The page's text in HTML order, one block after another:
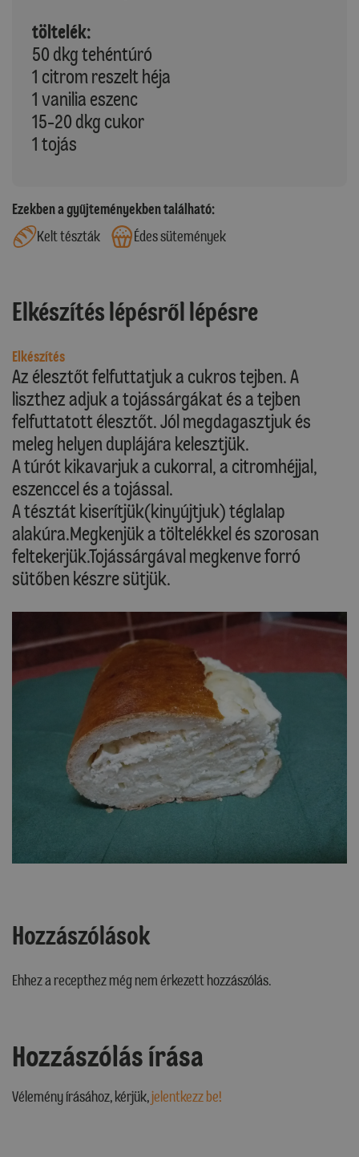
töltelék:
50 dkg tehéntúró
1 citrom reszelt héja
1 vanilia eszenc
15-20 dkg cukor
1 tojás
Ezekben a gyűjteményekben található:
Kelt tészták
Édes sütemények
Elkészítés lépésről lépésre
Elkészítés
Az élesztőt felfuttatjuk a cukros tejben. A
liszthez adjuk a tojássárgákat és a tejben
felfuttatott élesztőt. Jól megdagasztjuk és
meleg helyen duplájára kelesztjük.
A túrót kikavarjuk a cukorral, a citromhéjjal,
eszenccel és a tojással.
A tésztát kiserítjük(kinyújtjuk) téglalap
alakúra.Megkenjük a töltelékkel és szorosan
feltekerjük.Tojássárgával megkenve forró
sütőben készre sütjük.
Hozzászólások
Ehhez a recepthez még nem érkezett hozzászólás.
Hozzászólás írása
Vélemény írásához, kérjük,jelentkezz be!